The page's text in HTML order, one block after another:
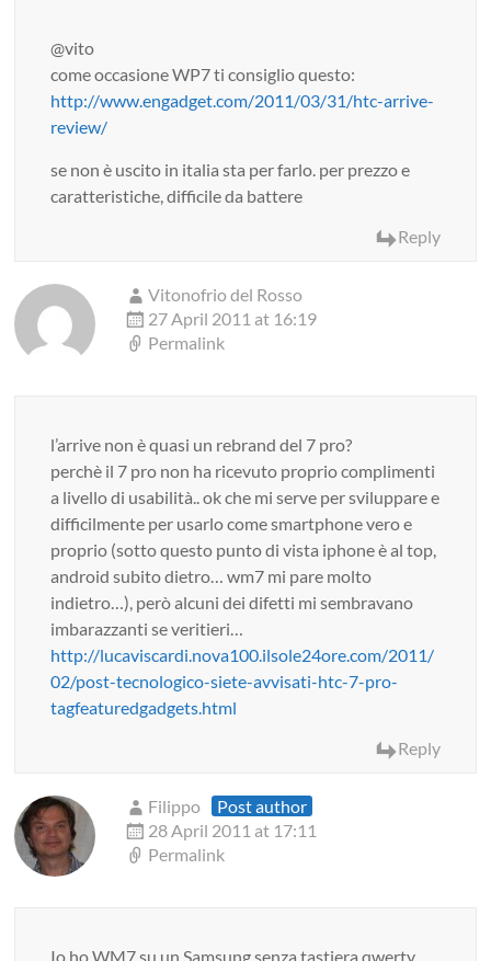
@vito
come occasione WP7 ti consiglio questo:
http://www.engadget.com/2011/03/31/htc-arrive-
review/
se non è uscito in italia sta per farlo. per prezzo e
caratteristiche, difficile da battere
Reply
Vitonofrio del Rosso
27 April 2011 at 16:19
Permalink
l’arrive non è quasi un rebrand del 7 pro?
perchè il 7 pro non ha ricevuto proprio complimenti
a livello di usabilità.. ok che mi serve per sviluppare e
difficilmente per usarlo come smartphone vero e
proprio (sotto questo punto di vista iphone è al top,
android subito dietro… wm7 mi pare molto
indietro…), però alcuni dei difetti mi sembravano
imbarazzanti se veritieri…
http://lucaviscardi.nova100.ilsole24ore.com/2011/
02/post-tecnologico-siete-avvisati-htc-7-pro-
tagfeaturedgadgets.html
Reply
Filippo
Post author
28 April 2011 at 17:11
Permalink
Io ho WM7 su un Samsung senza tastiera qwerty